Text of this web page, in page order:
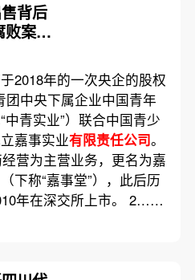
背后
败案被
2018年的一次央企的股权
团中央下属企业中国青年
“中青实业”）联合中国青少
嘉事实业有限责任公司。
营为主营业务，更名为嘉
（下称“嘉事堂”），此后历
年在深交所上市。 2……